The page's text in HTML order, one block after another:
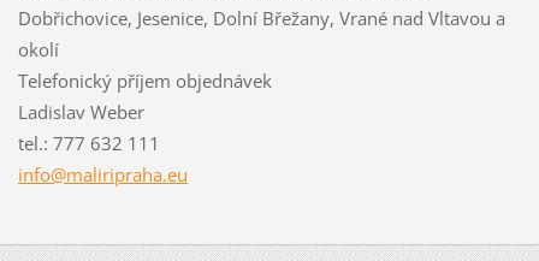
Dobřichovice, Jesenice, Dolní Břežany, Vrané nad Vltavou a
okolí
Telefonický příjem objednávek
Ladislav Weber
tel.: 777 632 111
info@maliripraha.eu